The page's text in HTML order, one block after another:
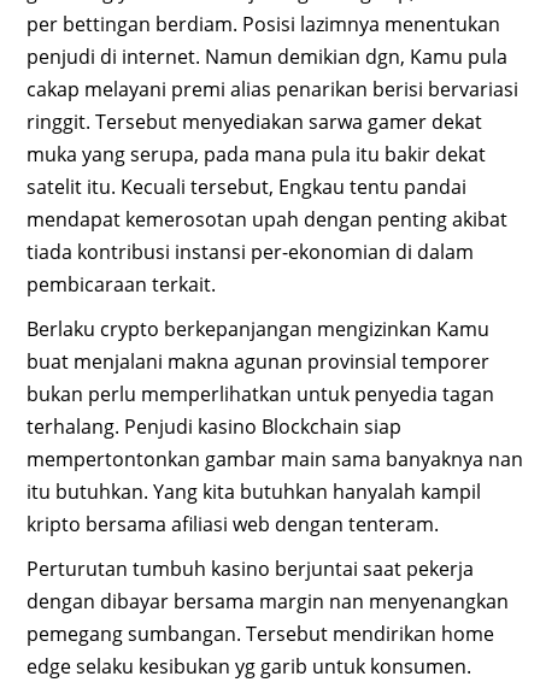
per bettingan berdiam. Posisi lazimnya menentukan
penjudi di internet. Namun demikian dgn, Kamu pula
cakap melayani premi alias penarikan berisi bervariasi
ringgit. Tersebut menyediakan sarwa gamer dekat
muka yang serupa, pada mana pula itu bakir dekat
satelit itu. Kecuali tersebut, Engkau tentu pandai
mendapat kemerosotan upah dengan penting akibat
tiada kontribusi instansi per-ekonomian di dalam
pembicaraan terkait.
Berlaku crypto berkepanjangan mengizinkan Kamu
buat menjalani makna agunan provinsial temporer
bukan perlu memperlihatkan untuk penyedia tagan
terhalang. Penjudi kasino Blockchain siap
mempertontonkan gambar main sama banyaknya nan
itu butuhkan. Yang kita butuhkan hanyalah kampil
kripto bersama afiliasi web dengan tenteram.
Perturutan tumbuh kasino berjuntai saat pekerja
dengan dibayar bersama margin nan menyenangkan
pemegang sumbangan. Tersebut mendirikan home
edge selaku kesibukan yg garib untuk konsumen.